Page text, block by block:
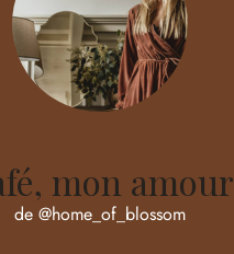
mon amour
de @home_of_blossom